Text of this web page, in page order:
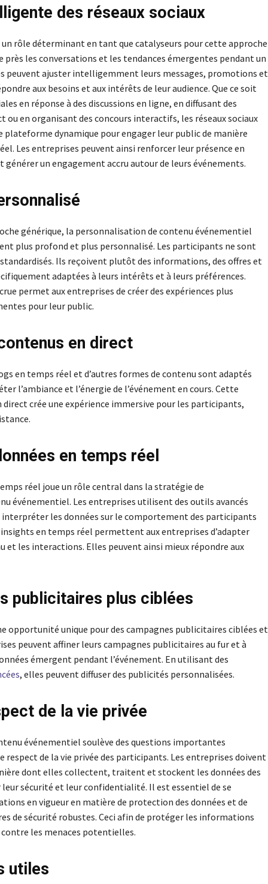
des réseaux sociaux
un rôle déterminant en tant que catalyseurs pour cette approche
près les conversations et les tendances émergentes pendant un
peuvent ajuster intelligemment leurs messages, promotions et
aux besoins et aux intérêts de leur audience. Que ce soit
en réponse à des discussions en ligne, en diffusant des
ou en organisant des concours interactifs, les réseaux sociaux
plateforme dynamique pour engager leur public de manière
Les entreprises peuvent ainsi renforcer leur présence en
un engagement accru autour de leurs événements.
générique, la personnalisation de contenu événementiel
plus profond et plus personnalisé. Les participants ne sont
standardisés. Ils reçoivent plutôt des informations, des offres et
adaptées à leurs intérêts et à leurs préférences.
permet aux entreprises de créer des expériences plus
pour leur public.
en direct
en temps réel et d’autres formes de contenu sont adaptés
l’ambiance et l’énergie de l’événement en cours. Cette
crée une expérience immersive pour les participants,
en temps réel
réel joue un rôle central dans la stratégie de
événementiel. Les entreprises utilisent des outils avancés
les données sur le comportement des participants
insights en temps réel permettent aux entreprises d’adapter
et les interactions. Elles peuvent ainsi mieux répondre aux
publicitaires plus ciblées
opportunité unique pour des campagnes publicitaires ciblées et
peuvent affiner leurs campagnes publicitaires au fur et à
émergent pendant l’événement. En utilisant des
, elles peuvent diffuser des publicités personnalisées.
de la vie privée
événementiel soulève des questions importantes
respect de la vie privée des participants. Les entreprises doivent
dont elles collectent, traitent et stockent les données des
sécurité et leur confidentialité. Il est essentiel de se
en vigueur en matière de protection des données et de
de sécurité robustes. Ceci afin de protéger les informations
les menaces potentielles.
utiles